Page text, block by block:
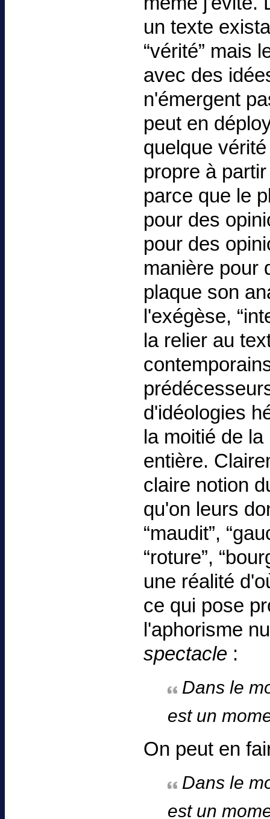
un texte
“vérité” mais
avec des
n'émergent
peut en
quelque
propre à
parce que le
pour des
pour des
manière pour
plaque son
l'exégèse,
la relier au
d'idéologies
la moitié de
entière.
claire notion
qu'on leurs
“maudit”,
“roture”,
une réalité
ce qui pose
l'aphorisme
spectacle :
Dans le
est un
On peut en
Dans le
est un